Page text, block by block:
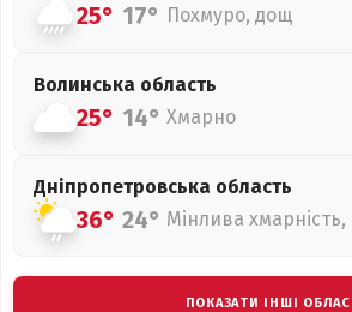
25° 17° Похмуро, дощ
Волинська область
25° 14° Хмарно
Дніпропетровська область
36° 24° Мінлива
ПОКАЗАТИ ІНШІ